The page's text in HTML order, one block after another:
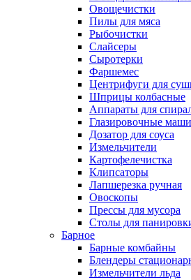
Овощечистки
Пилы для мяса
Рыбочистки
Слайсеры
Сыротерки
Фаршемес
Центрифуги для
Шприцы колбасные
Аппараты для
Глазировочные
Дозатор для соуса
Измельчители
Картофелечистка
Клипсаторы
Лапшерезка ручная
Овоскопы
Прессы для мусора
Столы для
Барное
Барные комбайны
Блендеры
Измельчители льда